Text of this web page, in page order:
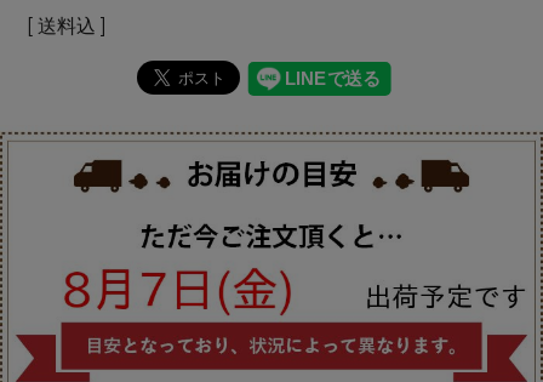
送料込